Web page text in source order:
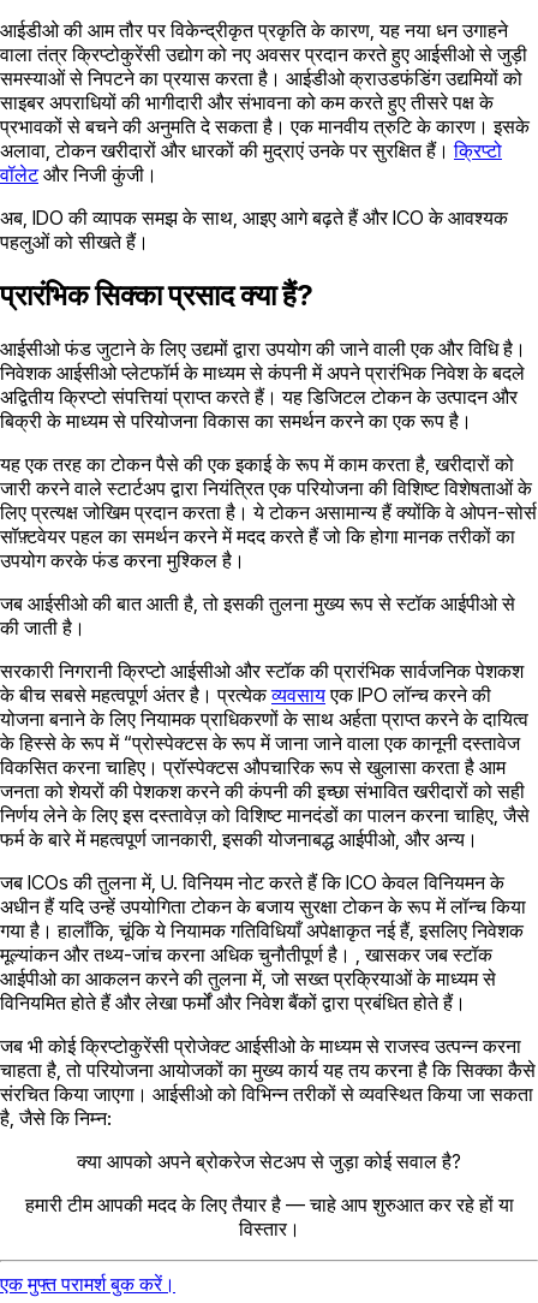
आईडीओ की आम तौर पर विकेन्द्रीकृत प्रकृति के कारण, यह नया धन उगाहने
वाला तंत्र क्रिप्टोकुरेंसी उद्योग को नए अवसर प्रदान करते हुए आईसीओ से जुड़ी
समस्याओं से निपटने का प्रयास करता है। आईडीओ क्राउडफंडिंग उद्यमियों को
साइबर अपराधियों की भागीदारी और संभावना को कम करते हुए तीसरे पक्ष के
प्रभावकों से बचने की अनुमति दे सकता है। एक मानवीय त्रुटि के कारण। इसके
अलावा, टोकन खरीदारों और धारकों की मुद्राएं उनके पर सुरक्षित हैं।क्रिप्टो
वॉलेटऔर निजी कुंजी।
अब, IDO की व्यापक समझ के साथ, आइए आगे बढ़ते हैं और ICO के आवश्यक
पहलुओं को सीखते हैं।
प्रारंभिक सिक्का प्रसाद क्या हैं?
आईसीओ फंड जुटाने के लिए उद्यमों द्वारा उपयोग की जाने वाली एक और विधि है।
निवेशक आईसीओ प्लेटफॉर्म के माध्यम से कंपनी में अपने प्रारंभिक निवेश के बदले
अद्वितीय क्रिप्टो संपत्तियां प्राप्त करते हैं। यह डिजिटल टोकन के उत्पादन और
बिक्री के माध्यम से परियोजना विकास का समर्थन करने का एक रूप है।
यह एक तरह का टोकन पैसे की एक इकाई के रूप में काम करता है, खरीदारों को
जारी करने वाले स्टार्टअप द्वारा नियंत्रित एक परियोजना की विशिष्ट विशेषताओं के
लिए प्रत्यक्ष जोखिम प्रदान करता है। ये टोकन असामान्य हैं क्योंकि वे ओपन-सोर्स
सॉफ़्टवेयर पहल का समर्थन करने में मदद करते हैं जो कि होगा मानक तरीकों का
उपयोग करके फंड करना मुश्किल है।
जब आईसीओ की बात आती है, तो इसकी तुलना मुख्य रूप से स्टॉक आईपीओ से
की जाती है।
सरकारी निगरानी क्रिप्टो आईसीओ और स्टॉक की प्रारंभिक सार्वजनिक पेशकश
के बीच सबसे महत्वपूर्ण अंतर है। प्रत्येकव्यवसायएक IPO लॉन्च करने की
योजना बनाने के लिए नियामक प्राधिकरणों के साथ अर्हता प्राप्त करने के दायित्व
के हिस्से के रूप में “प्रोस्पेक्टस के रूप में जाना जाने वाला एक कानूनी दस्तावेज
विकसित करना चाहिए। प्रॉस्पेक्टस औपचारिक रूप से खुलासा करता है आम
जनता को शेयरों की पेशकश करने की कंपनी की इच्छा संभावित खरीदारों को सही
निर्णय लेने के लिए इस दस्तावेज़ को विशिष्ट मानदंडों का पालन करना चाहिए, जैसे
फर्म के बारे में महत्वपूर्ण जानकारी, इसकी योजनाबद्ध आईपीओ, और अन्य।
जब ICOs की तुलना में, U. विनियम नोट करते हैं कि ICO केवल विनियमन के
अधीन हैं यदि उन्हें उपयोगिता टोकन के बजाय सुरक्षा टोकन के रूप में लॉन्च किया
गया है। हालाँकि, चूंकि ये नियामक गतिविधियाँ अपेक्षाकृत नई हैं, इसलिए निवेशक
मूल्यांकन और तथ्य-जांच करना अधिक चुनौतीपूर्ण है। , खासकर जब स्टॉक
आईपीओ का आकलन करने की तुलना में, जो सख्त प्रक्रियाओं के माध्यम से
विनियमित होते हैं और लेखा फर्मों और निवेश बैंकों द्वारा प्रबंधित होते हैं।
जब भी कोई क्रिप्टोकुरेंसी प्रोजेक्ट आईसीओ के माध्यम से राजस्व उत्पन्न करना
चाहता है, तो परियोजना आयोजकों का मुख्य कार्य यह तय करना है कि सिक्का कैसे
संरचित किया जाएगा। आईसीओ को विभिन्न तरीकों से व्यवस्थित किया जा सकता
है, जैसे कि निम्न:
क्या आपको अपने ब्रोकरेज सेटअप से जुड़ा कोई सवाल है?
हमारी टीम आपकी मदद के लिए तैयार है — चाहे आप शुरुआत कर रहे हों या
विस्तार।
एक मुफ्त परामर्श बुक करें।